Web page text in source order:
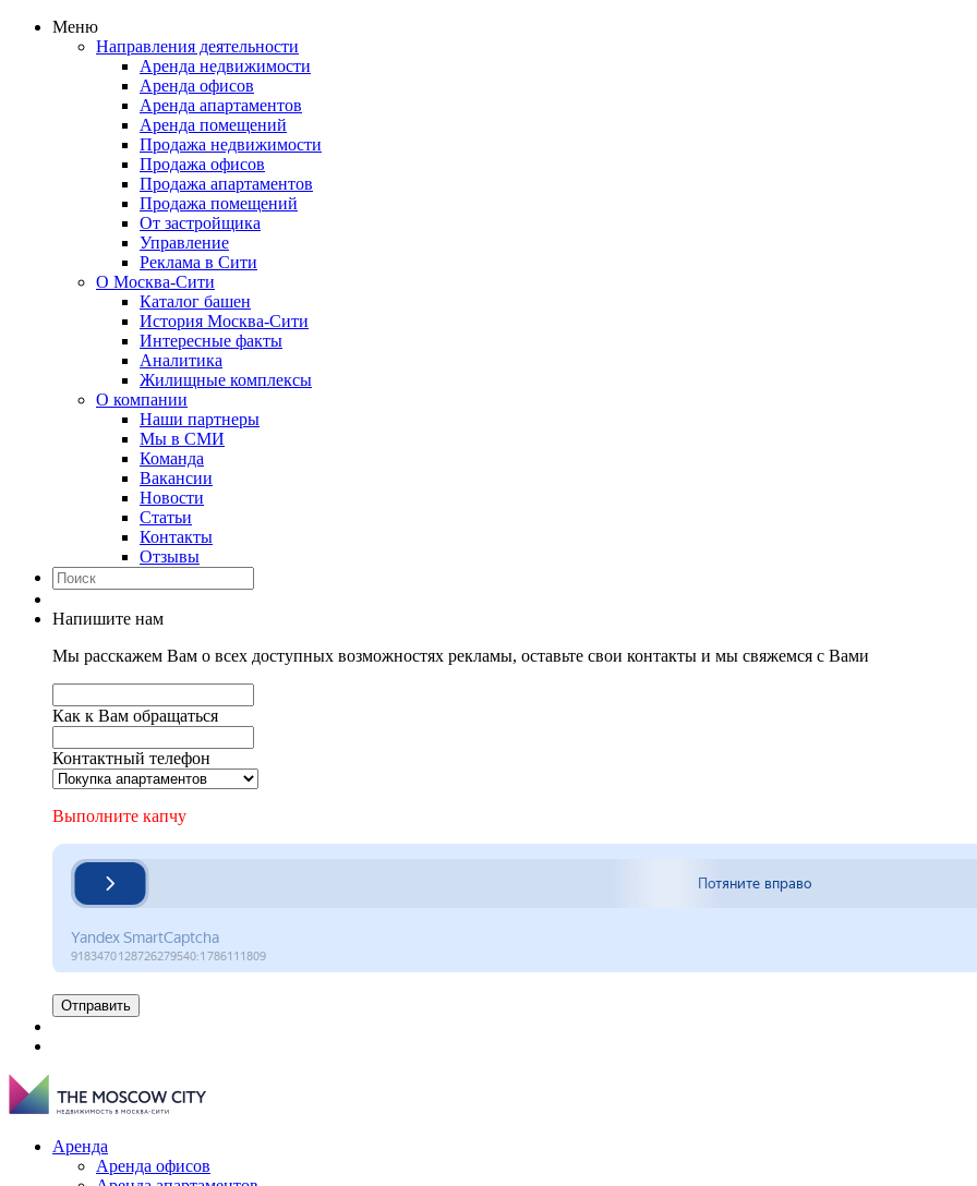
Меню
Направления деятельности
Аренда недвижимости
Аренда офисов
Аренда апартаментов
Аренда помещений
Продажа недвижимости
Продажа офисов
Продажа апартаментов
Продажа помещений
От застройщика
Управление
Реклама в Сити
О Москва-Сити
Каталог башен
История Москва-Сити
Интересные факты
Аналитика
Жилищные комплексы
О компании
Наши партнеры
Мы в СМИ
Команда
Вакансии
Новости
Статьи
Контакты
Отзывы
Напишите нам
Мы расскажем Вам о всех доступных возможностях рекламы, оставьте свои контакты и мы свяжемся с Вами
Как к Вам обращаться
Контактный телефон
Выполните капчу
Отправить
Аренда
Аренда офисов